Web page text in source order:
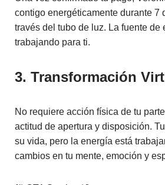
contigo energéticamente durante 7
través del tubo de luz. La fuente de
trabajando para ti.
3. Transformación
No requiere acción física de tu
actitud de apertura y disposición.
su vida, pero la energía está
cambios en tu mente, emoción y